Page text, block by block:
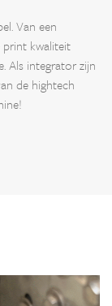
Van een
print kwaliteit
Als integrator zijn
de hightech